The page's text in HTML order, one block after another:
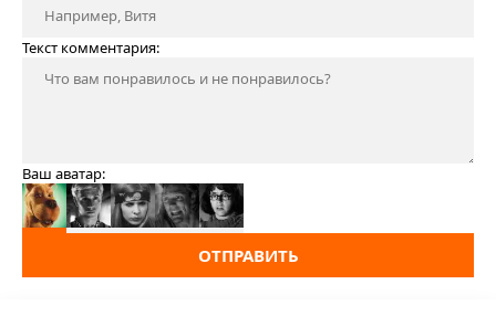
Текст комментария:
Ваш аватар:
ОТПРАВИТЬ